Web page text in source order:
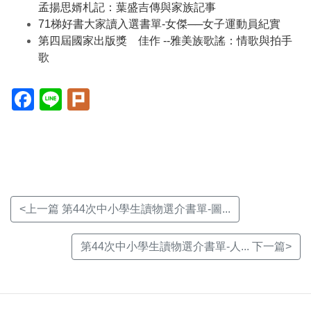
孟揚思婿札記：葉盛吉傳與家族記事
71梯好書大家讀入選書單-女傑──女子運動員紀實
第四屆國家出版獎 佳作 --雅美族歌謠：情歌與拍手
歌
Facebook(另
開
Line(另
開
<上一篇 第44次中小學生讀物選介書單-圖...
第44次中小學生讀物選介書單-人... 下一篇>